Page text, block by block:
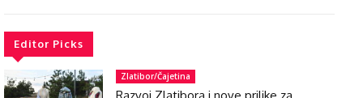
Editor Picks
Zlatibor/Čajetina